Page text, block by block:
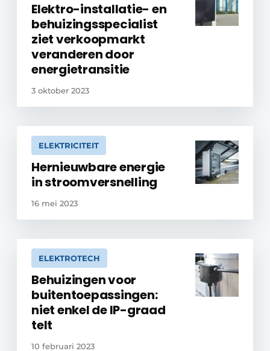
Elektro-installatie- en
behuizingsspecialist
ziet verkoopmarkt
veranderen door
energietransitie
3 oktober 2023
ELEKTRICITEIT
Hernieuwbare energie
in stroomversnelling
16 mei 2023
ELEKTROTECH
Behuizingen voor
buitentoepassingen:
niet enkel de IP-graad
telt
10 februari 2023